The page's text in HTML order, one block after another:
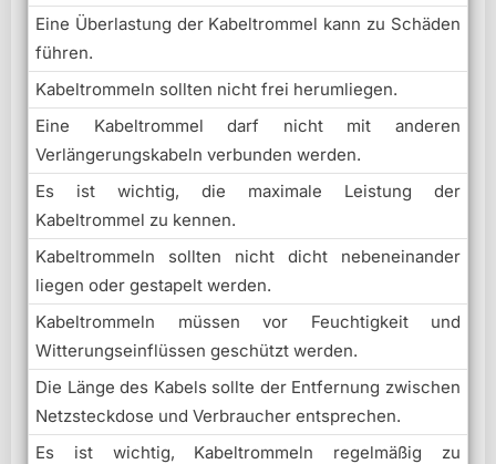
Eine Überlastung der Kabeltrommel kann zu Schäden
führen.
Kabeltrommeln sollten nicht frei herumliegen.
Eine Kabeltrommel darf nicht mit anderen
Verlängerungskabeln verbunden werden.
Es ist wichtig, die maximale Leistung der
Kabeltrommel zu kennen.
Kabeltrommeln sollten nicht dicht nebeneinander
liegen oder gestapelt werden.
Kabeltrommeln müssen vor Feuchtigkeit und
Witterungseinflüssen geschützt werden.
Die Länge des Kabels sollte der Entfernung zwischen
Netzsteckdose und Verbraucher entsprechen.
Es ist wichtig, Kabeltrommeln regelmäßig zu